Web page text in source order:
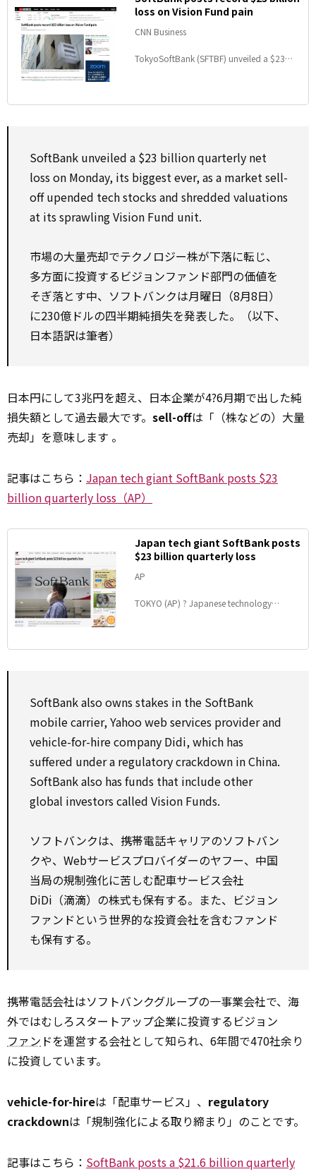
loss on Vision Fund pain
CNN Business
TokyoSoftBank (SFTBF) unveiled a $23
sprawling Vision Fund unit.
SoftBank unveiled a $23 billion quarterly net
loss on Monday, its biggest ever, as a market sell-
off upended tech stocks and shredded valuations
at its sprawling Vision Fund unit.
市場の大量売却でテクノロジー株が下落に転じ、
多方面に投資するビジョンファンド部門の価値を
そぎ落とす中、ソフトバンクは月曜日（8月8日）
に230億ドルの四半期純損失を発表した。（以下、
日本語訳は筆者）
日本円にして3兆円を超え、日本企業が4?6月期で出した純
損失額として過去最大です。 sell-offは「（株などの）大量
売却」を意味します 。
記事はこちら： Japan tech giant SoftBank posts $23
billion quarterly loss（AP）
Japan tech giant SoftBank posts
$23 billion quarterly loss
AP
TOKYO (AP) ? Japanese technology
worries about inflation and interest rates.
SoftBank also owns stakes in the SoftBank
mobile carrier, Yahoo web services provider and
vehicle-for-hire company Didi, which has
suffered under a regulatory crackdown in China.
SoftBank also has funds that include other
global investors called Vision Funds.
ソフトバンクは、携帯電話キャリアのソフトバン
クや、Webサービスプロバイダーのヤフー、中国
当局の規制強化に苦しむ配車サービス会社
DiDi（滴滴）の株式も保有する。また、ビジョン
ファンドという世界的な投資会社を含むファンド
も保有する。
携帯電話会社はソフトバンクグループの一事業会社で、海
外ではむしろスタートアップ企業に投資するビジョン
ファン ドを運営する会社として知られ、6年間で470社余り
に投資しています。
vehicle-for-hireは「配車サービス」、 regulatory
crackdownは「規制強化による取り締まり」のことです。
記事はこちら： SoftBank posts a $21.6 billion quarterly